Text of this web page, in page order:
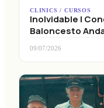
CLINICS / CURSOS
Inolvidable I
Baloncesto
09/07/2026